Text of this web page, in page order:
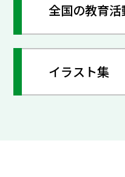
全国の教育活
イラスト集